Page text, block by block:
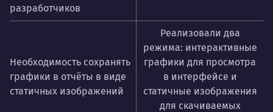
разработчиков
Необходимость сохранять
графики в отчёты в виде
статичных изображений
Реализовали два
режима: интерактивные
графики для просмотра
в интерфейсе и
статичные изображения
для скачиваемых